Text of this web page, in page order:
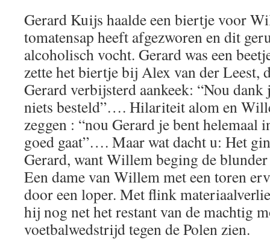
Gerard Kuijs haalde een biertje voor
tomatensap heeft afgezworen en dit
alcoholisch vocht. Gerard was een
zette het biertje bij Alex van der Leest,
Gerard verbijsterd aankeek: “Nou
niets besteld”…. Hilariteit alom en
zeggen : “nou Gerard je bent helemaal
goed gaat”…. Maar wat dacht u: Het
Gerard, want Willem beging de
Een dame van Willem met een toren
door een loper. Met flink
hij nog net het restant van de machtig
voetbalwedstrijd tegen de Polen zien.